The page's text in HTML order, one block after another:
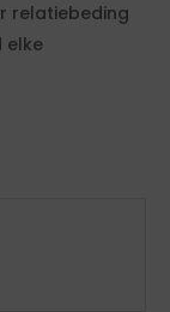
relatiebeding
elke